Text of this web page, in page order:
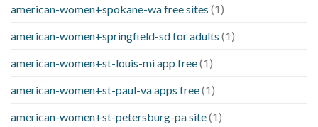
american-women+spokane-wa free sites (1)
american-women+springfield-sd for adults (1)
american-women+st-louis-mi app free(1)
american-women+st-paul-va apps free(1)
american-women+st-petersburg-pa site(1)